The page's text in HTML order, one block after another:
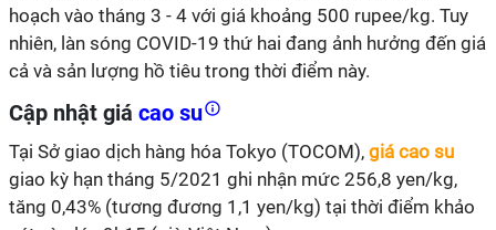
hoạch vào tháng 3 - 4 với giá khoảng 500 rupee/kg. Tuy
nhiên, làn sóng COVID-19 thứ hai đang ảnh hưởng đến giá
cả và sản lượng hồ tiêu trong thời điểm này.
Cập nhật giá cao su
Tại Sở giao dịch hàng hóa Tokyo (TOCOM), giá cao su
giao kỳ hạn tháng 5/2021 ghi nhận mức 256,8 yen/kg,
tăng 0,43% (tương đương 1,1 yen/kg) tại thời điểm khảo